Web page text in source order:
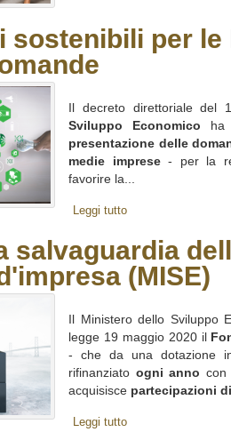
sostenibili per le
Il decreto direttoriale
Sviluppo Economico ha
presentazione delle
medie imprese- per la
favorire la...
Leggi tutto
salvaguardia
(MISE)
Il Ministero dello Sviluppo
legge 19 maggio 2020 il
- che da una dotazione
rifinanziato ogni anno
acquisisce partecipazioni
Leggi tutto